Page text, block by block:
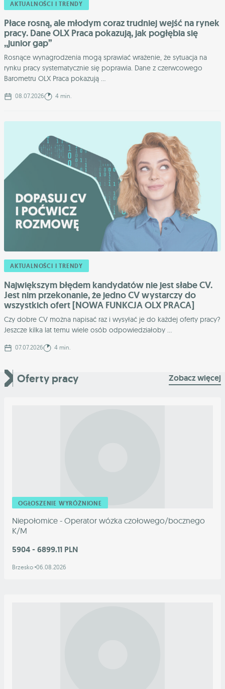
AKTUALNOŚCI I TRENDY
Płace rosną, ale młodym coraz trudniej wejść na rynek
pracy. Dane OLX Praca pokazują, jak pogłębia się
,,junior gap”
Rosnące wynagrodzenia mogą sprawiać wrażenie, że sytuacja na
rynku pracy systematycznie się poprawia. Dane z czerwcowego
Barometru OLX Praca pokazują ...
08.07.2026 4 min.
AKTUALNOŚCI I TRENDY
Największym błędem kandydatów nie jest słabe CV.
Jest nim przekonanie, że jedno CV wystarczy do
wszystkich ofert [NOWA FUNKCJA OLX PRACA]
Czy dobre CV można napisać raz i wysyłać je do każdej oferty pracy?
Jeszcze kilka lat temu wiele osób odpowiedziałoby ...
07.07.2026 4 min.
Oferty pracy Zobacz więcej
OGŁOSZENIE WYRÓŻNIONE
Niepołomice - Operator wózka czołowego/bocznego
K/M
5904 - 6899.11 PLN
Brzesko 06.08.2026